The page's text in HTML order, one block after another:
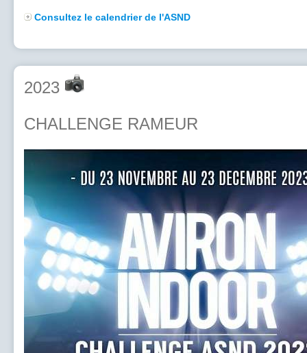
Consultez le calendrier de l'ASND
2023
CHALLENGE RAMEUR